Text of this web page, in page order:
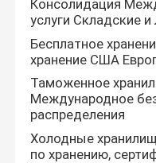
Консолидация
услуги Складские и
Бесплатное
хранение США
Таможенное
Международное
распределения
Холодные
по хранению,